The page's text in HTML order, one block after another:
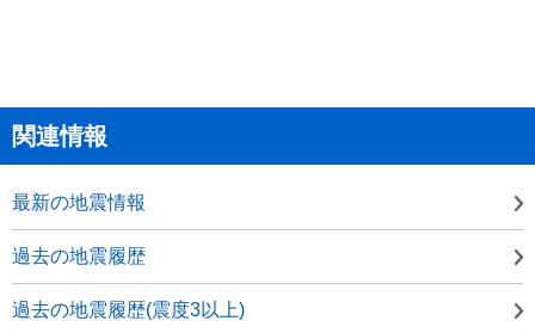
関連情報
最新の地震情報
過去の地震履歴
過去の地震履歴(震度3以上)